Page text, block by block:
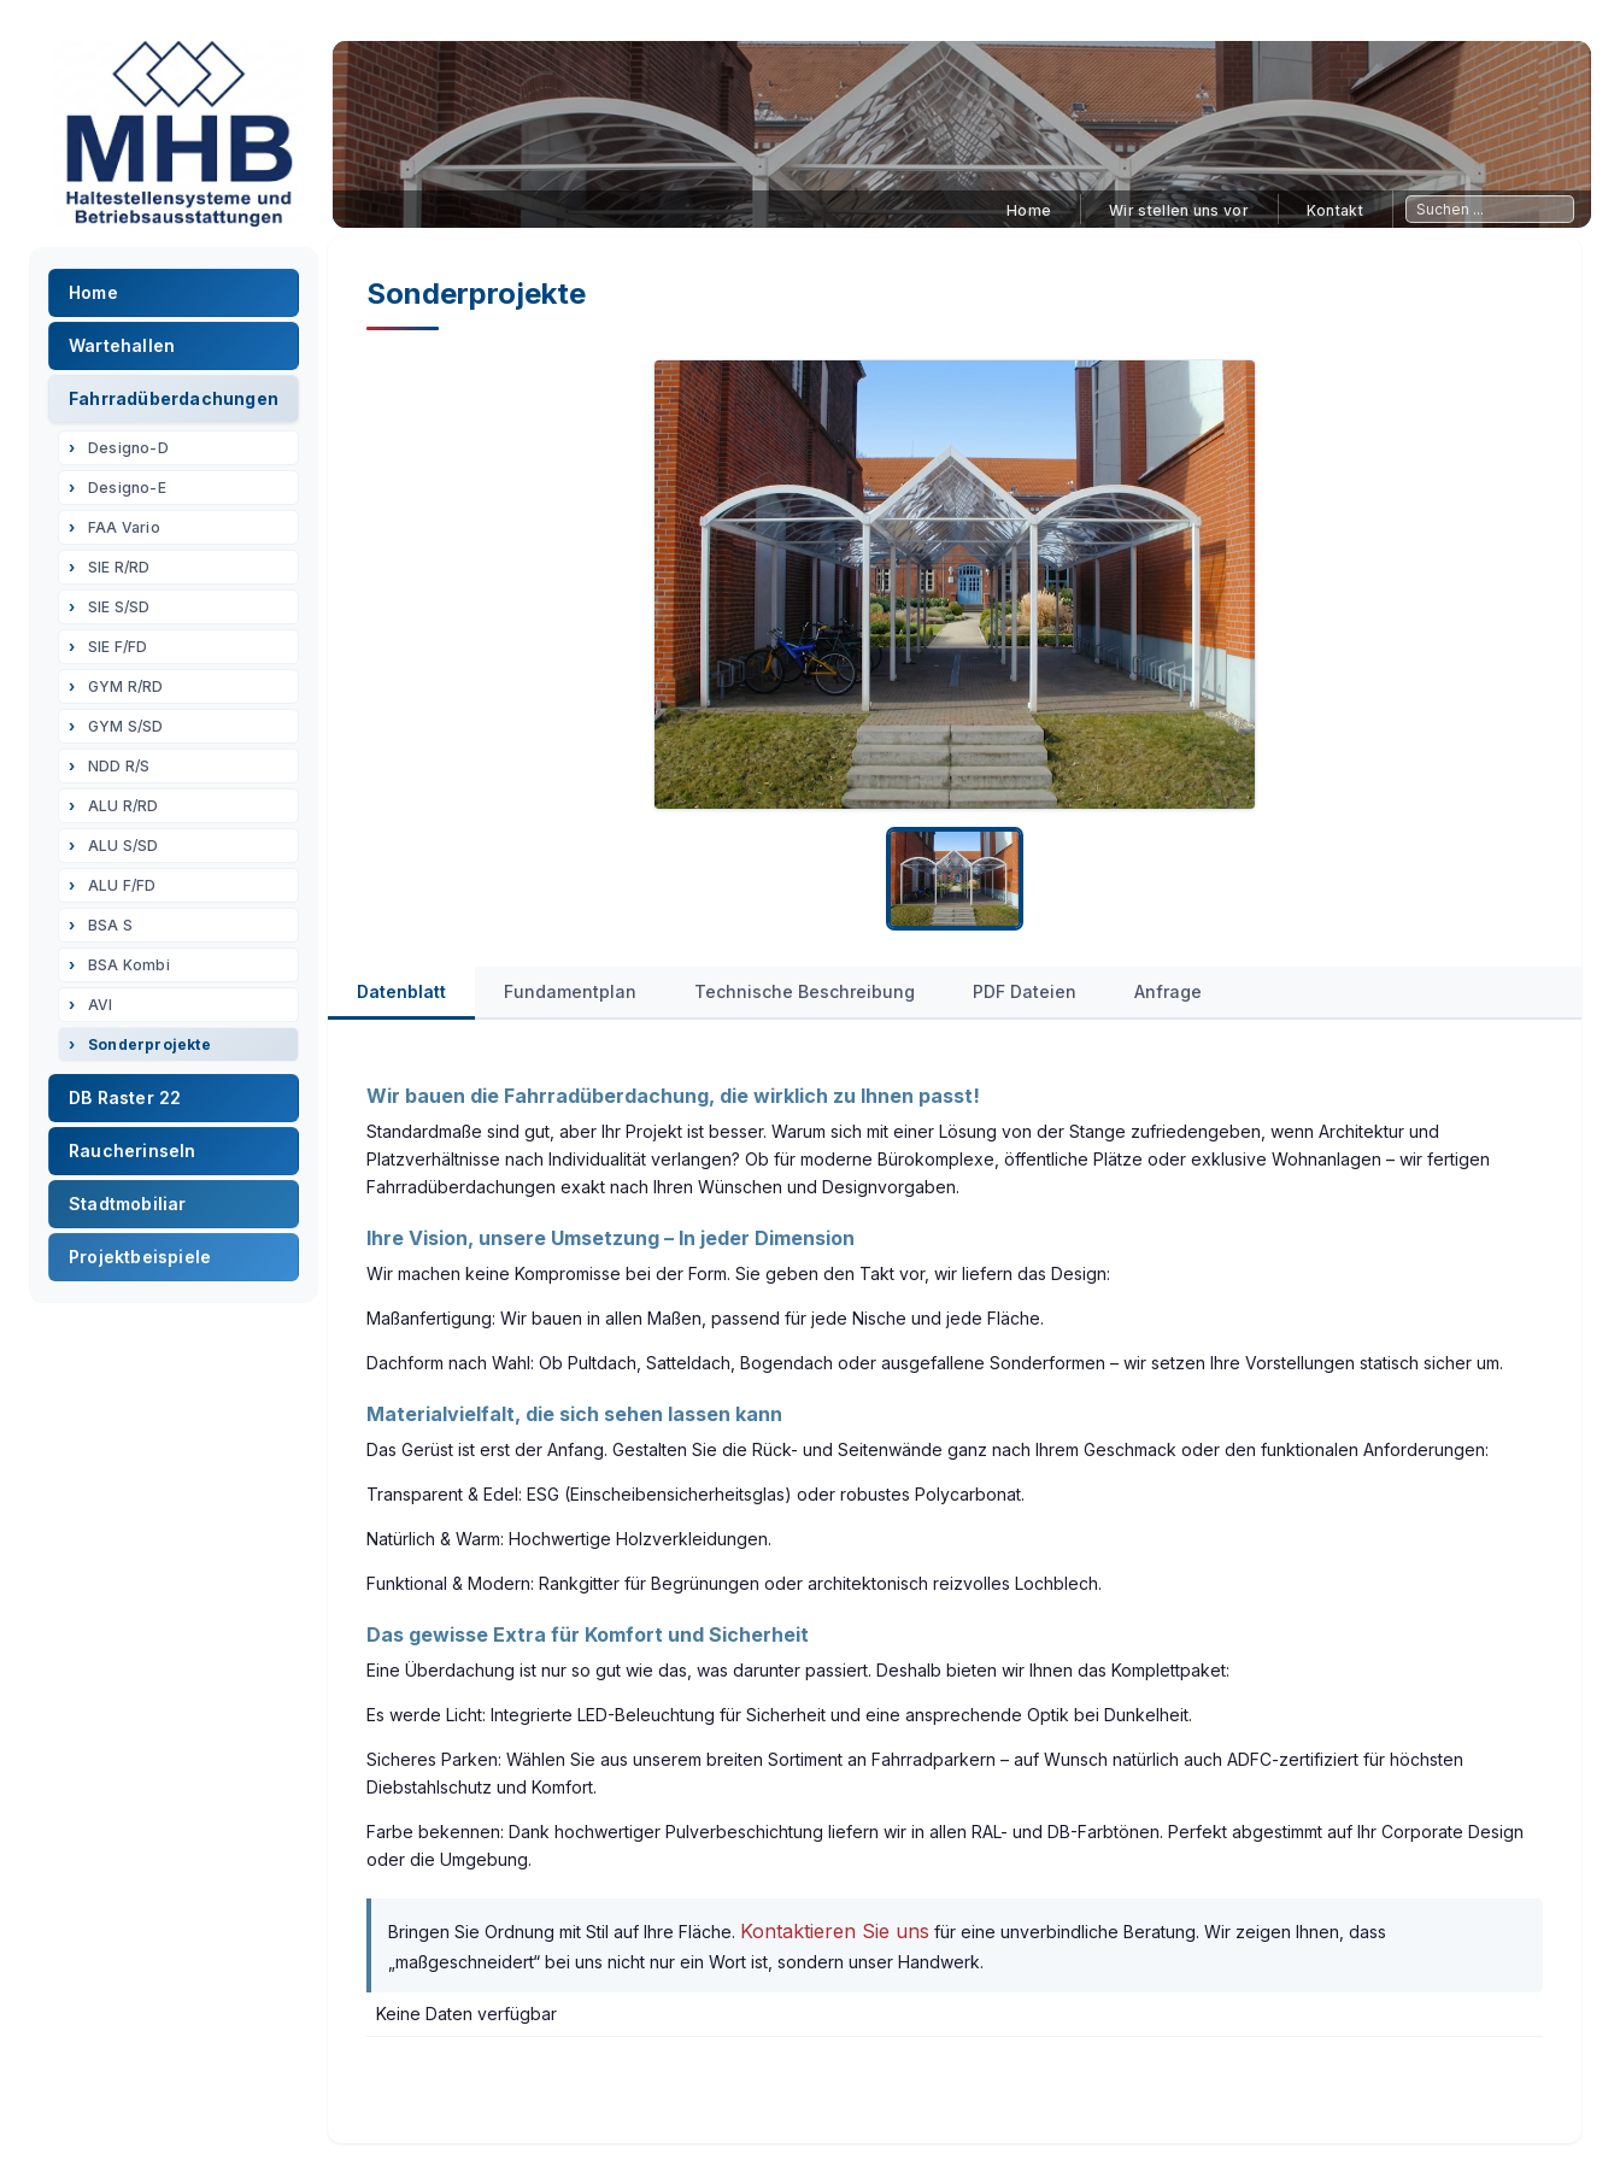
Home Wir stellen uns vor Kontakt
Home
Wartehallen
Fahrradüberdachungen
Designo-D
Designo-E
FAA Vario
SIE R/RD
SIE S/SD
SIE F/FD
GYM R/RD
GYM S/SD
NDD R/S
ALU R/RD
ALU S/SD
ALU F/FD
BSA S
BSA Kombi
AVI
Sonderprojekte
DB Raster 22
Raucherinseln
Stadtmobiliar
Projektbeispiele
Sonderprojekte
Datenblatt Fundamentplan Technische Beschreibung PDF Dateien Anfrage
Wir bauen die Fahrradüberdachung, die wirklich zu Ihnen passt!
Standardmaße sind gut, aber Ihr Projekt ist besser. Warum sich mit einer Lösung von der Stange zufriedengeben, wenn Architektur und
Platzverhältnisse nach Individualität verlangen? Ob für moderne Bürokomplexe, öffentliche Plätze oder exklusive Wohnanlagen – wir fertigen
Fahrradüberdachungen exakt nach Ihren Wünschen und Designvorgaben.
Ihre Vision, unsere Umsetzung – In jeder Dimension
Wir machen keine Kompromisse bei der Form. Sie geben den Takt vor, wir liefern das Design:
Maßanfertigung: Wir bauen in allen Maßen, passend für jede Nische und jede Fläche.
Dachform nach Wahl: Ob Pultdach, Satteldach, Bogendach oder ausgefallene Sonderformen – wir setzen Ihre Vorstellungen statisch sicher um.
Materialvielfalt, die sich sehen lassen kann
Das Gerüst ist erst der Anfang. Gestalten Sie die Rück- und Seitenwände ganz nach Ihrem Geschmack oder den funktionalen Anforderungen:
Transparent & Edel: ESG (Einscheibensicherheitsglas) oder robustes Polycarbonat.
Natürlich & Warm: Hochwertige Holzverkleidungen.
Funktional & Modern: Rankgitter für Begrünungen oder architektonisch reizvolles Lochblech.
Das gewisse Extra für Komfort und Sicherheit
Eine Überdachung ist nur so gut wie das, was darunter passiert. Deshalb bieten wir Ihnen das Komplettpaket:
Es werde Licht: Integrierte LED-Beleuchtung für Sicherheit und eine ansprechende Optik bei Dunkelheit.
Sicheres Parken: Wählen Sie aus unserem breiten Sortiment an Fahrradparkern – auf Wunsch natürlich auch ADFC-zertifiziert für höchsten
Diebstahlschutz und Komfort.
Farbe bekennen: Dank hochwertiger Pulverbeschichtung liefern wir in allen RAL- und DB-Farbtönen. Perfekt abgestimmt auf Ihr Corporate Design
oder die Umgebung.
Bringen Sie Ordnung mit Stil auf Ihre Fläche. Kontaktieren Sie uns für eine unverbindliche Beratung. Wir zeigen Ihnen, dass
„maßgeschneidert“ bei uns nicht nur ein Wort ist, sondern unser Handwerk.
Keine Daten verfügbar